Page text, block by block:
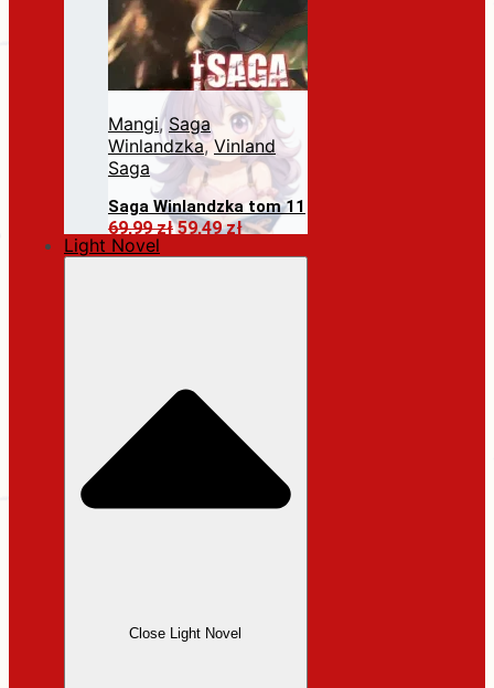
Mangi, Saga
Winlandzka, Vinland
Saga
Saga Winlandzka tom 11
69,99złPierwotna
59,49złAktualna
Dodaj do koszyka
Light Novel
Close Light Novel